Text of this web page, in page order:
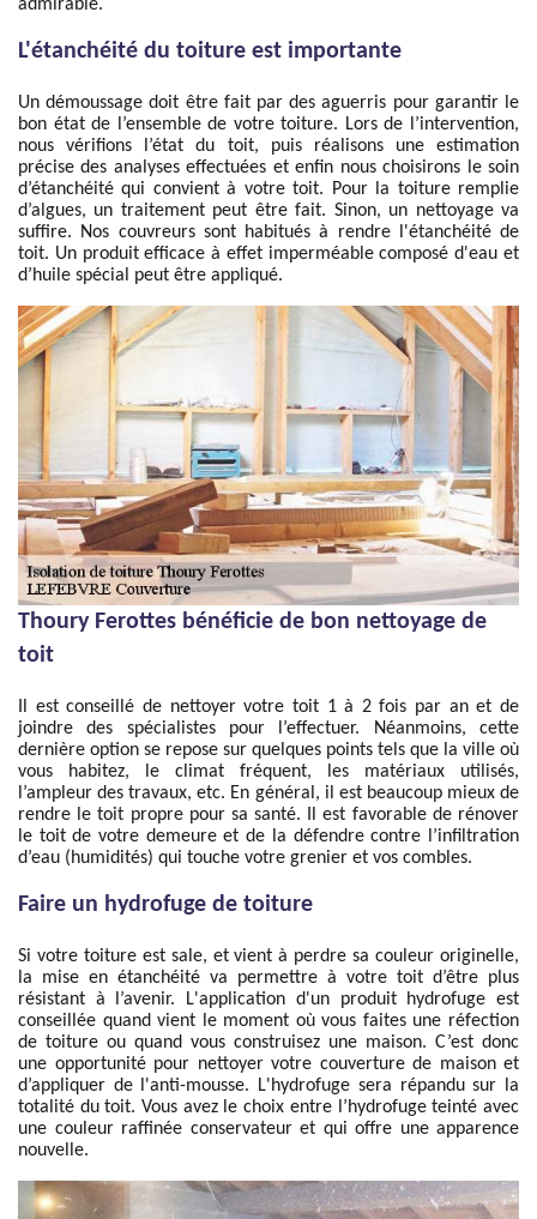
admirable.
L'étanchéité du toiture est importante
Un démoussage doit être fait par des aguerris pour garantir le
bon état de l’ensemble de votre toiture. Lors de l’intervention,
nous vérifions l’état du toit, puis réalisons une estimation
précise des analyses effectuées et enfin nous choisirons le soin
d’étanchéité qui convient à votre toit. Pour la toiture remplie
d’algues, un traitement peut être fait. Sinon, un nettoyage va
suffire. Nos couvreurs sont habitués à rendre l'étanchéité de
toit. Un produit efficace à effet imperméable composé d'eau et
d’huile spécial peut être appliqué.
Thoury Ferottes bénéficie de bon nettoyage de
toit
Il est conseillé de nettoyer votre toit 1 à 2 fois par an et de
joindre des spécialistes pour l’effectuer. Néanmoins, cette
dernière option se repose sur quelques points tels que la ville où
vous habitez, le climat fréquent, les matériaux utilisés,
l’ampleur des travaux, etc. En général, il est beaucoup mieux de
rendre le toit propre pour sa santé. Il est favorable de rénover
le toit de votre demeure et de la défendre contre l’infiltration
d’eau (humidités) qui touche votre grenier et vos combles.
Faire un hydrofuge de toiture
Si votre toiture est sale, et vient à perdre sa couleur originelle,
la mise en étanchéité va permettre à votre toit d’être plus
résistant à l’avenir. L'application d'un produit hydrofuge est
conseillée quand vient le moment où vous faites une réfection
de toiture ou quand vous construisez une maison. C’est donc
une opportunité pour nettoyer votre couverture de maison et
d’appliquer de l'anti-mousse. L'hydrofuge sera répandu sur la
totalité du toit. Vous avez le choix entre l’hydrofuge teinté avec
une couleur raffinée conservateur et qui offre une apparence
nouvelle.